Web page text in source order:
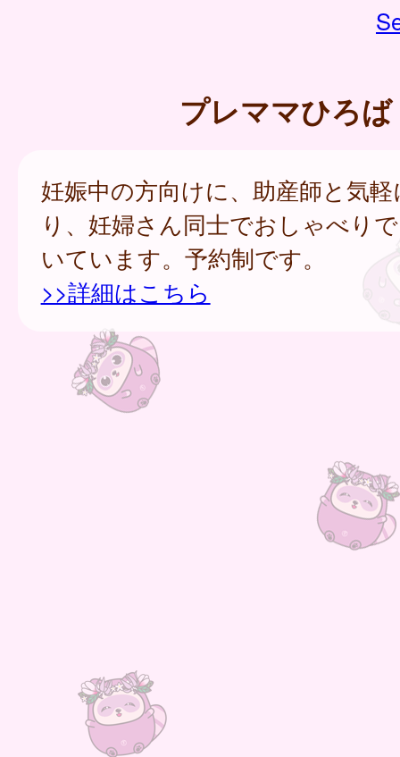
プレママひろば
妊娠中の方向けに、助産師と気
り、妊婦さん同士でおしゃべり
いています。予約制です。
>>詳細はこちら